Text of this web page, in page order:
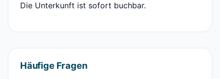
Die Unterkunft ist sofort buchbar.
Häufige Fragen